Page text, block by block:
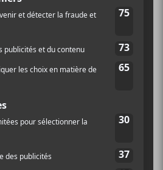
c’est le projet
la chanteuse Rose Perron
qui repart avec le titre. Pour la
prix, présenté par la
remis a l’artiste palestino-
, qui connait un début de
un album acclamé par la
une tournée nord-américaine à